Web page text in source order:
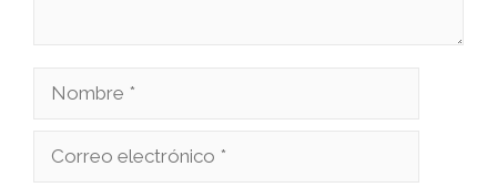
Nombre
Correo